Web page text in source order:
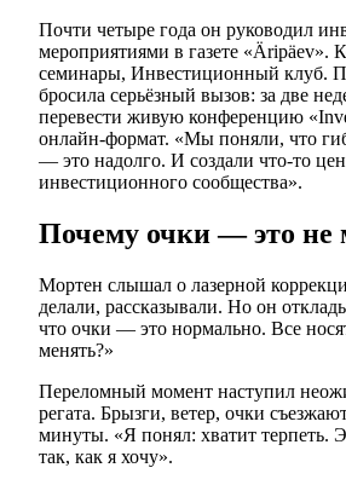
Почти четыре года он руководил
мероприятиями в газете «Äripäev».
семинары, Инвестиционный клуб.
бросила серьёзный вызов: за две
перевести живую конференцию
онлайн-формат. «Мы поняли, что
— это надолго. И создали что-то
инвестиционного сообщества».
Почему очки — это не
Мортен слышал о лазерной
делали, рассказывали. Но он
что очки — это нормально. Все
менять?»
Переломный момент наступил
регата. Брызги, ветер, очки
минуты. «Я понял: хватит терпеть.
так, как я хочу».